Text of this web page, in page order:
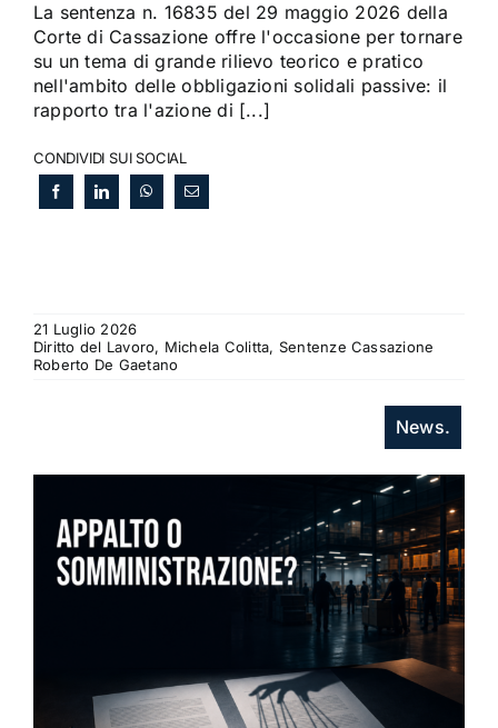
La sentenza n. 16835 del 29 maggio 2026 della
Corte di Cassazione offre l'occasione per tornare
su un tema di grande rilievo teorico e pratico
nell'ambito delle obbligazioni solidali passive: il
rapporto tra l'azione di [...]
CONDIVIDI SUI SOCIAL
21 Luglio 2026
Diritto del Lavoro, Michela Colitta, Sentenze Cassazione
Roberto De Gaetano
News.